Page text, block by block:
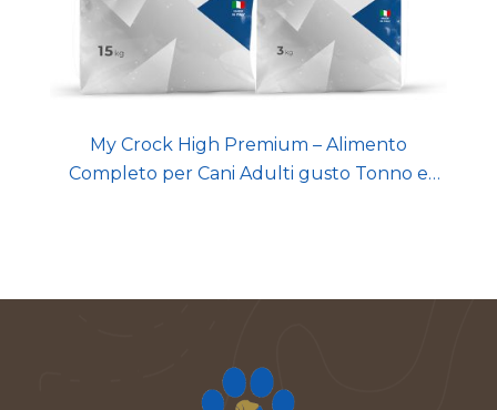
My Crock High Premium – Alimento
Completo per Cani Adulti gusto Tonno e